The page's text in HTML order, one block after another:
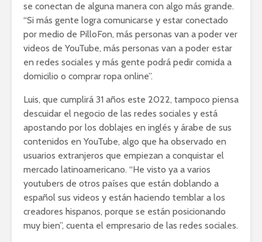
se conectan de alguna manera con algo más grande.
“Si más gente logra comunicarse y estar conectado
por medio de PilloFon, más personas van a poder ver
videos de YouTube, más personas van a poder estar
en redes sociales y más gente podrá pedir comida a
domicilio o comprar ropa online”.
Luis, que cumplirá 31 años este 2022, tampoco piensa
descuidar el negocio de las redes sociales y está
apostando por los doblajes en inglés y árabe de sus
contenidos en YouTube, algo que ha observado en
usuarios extranjeros que empiezan a conquistar el
mercado latinoamericano. “He visto ya a varios
youtubers de otros países que están doblando a
español sus videos y están haciendo temblar a los
creadores hispanos, porque se están posicionando
muy bien”, cuenta el empresario de las redes sociales.